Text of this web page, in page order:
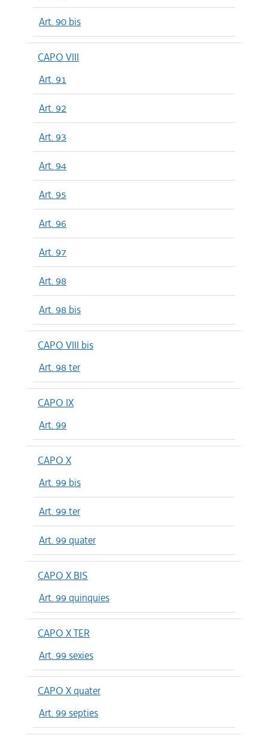
Art. 90 bis
CAPO VIII
Art. 91
Art. 92
Art. 93
Art. 94
Art. 95
Art. 96
Art. 97
Art. 98
Art. 98 bis
CAPO VIII bis
Art. 98 ter
CAPO IX
Art. 99
CAPO X
Art. 99 bis
Art. 99 ter
Art. 99 quater
CAPO X BIS
Art. 99 quinquies
CAPO X TER
Art. 99 sexies
CAPO X quater
Art. 99 septies